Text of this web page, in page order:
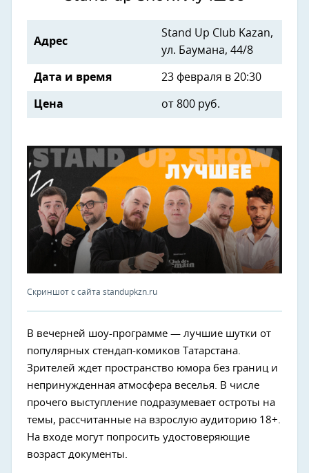
Адрес
Stand Up Club Kazan,
ул. Баумана, 44/8
Дата и время 23 февраля в 20:30
Цена от 800 руб.
Скриншот с сайта standupkzn.ru
В вечерней шоу-программе — лучшие шутки от
популярных стендап-комиков Татарстана.
Зрителей ждет пространство юмора без границ и
непринужденная атмосфера веселья. В числе
прочего выступление подразумевает остроты на
темы, рассчитанные на взрослую аудиторию 18+.
На входе могут попросить удостоверяющие
возраст документы.